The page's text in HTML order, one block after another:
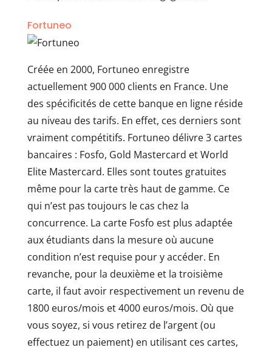
Fortuneo
Créée en 2000, Fortuneo enregistre
actuellement 900 000 clients en France. Une
des spécificités de cette banque en ligne réside
au niveau des tarifs. En effet, ces derniers sont
vraiment compétitifs. Fortuneo délivre 3 cartes
bancaires : Fosfo, Gold Mastercard et World
Elite Mastercard. Elles sont toutes gratuites
même pour la carte très haut de gamme. Ce
qui n’est pas toujours le cas chez la
concurrence. La carte Fosfo est plus adaptée
aux étudiants dans la mesure où aucune
condition n’est requise pour y accéder. En
revanche, pour la deuxième et la troisième
carte, il faut avoir respectivement un revenu de
1800 euros/mois et 4000 euros/mois. Où que
vous soyez, si vous retirez de l’argent (ou
effectuez un paiement) en utilisant ces cartes,